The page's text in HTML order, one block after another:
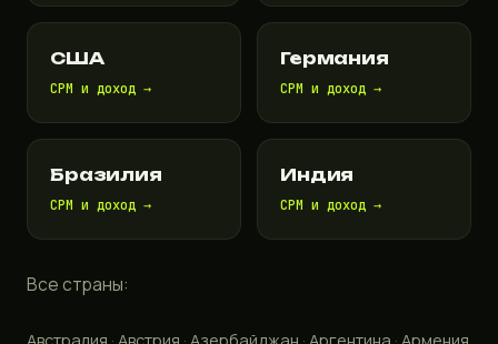
США
CPM и доход →
Германия
CPM и доход →
Бразилия
CPM и доход →
Индия
CPM и доход →
Все страны: